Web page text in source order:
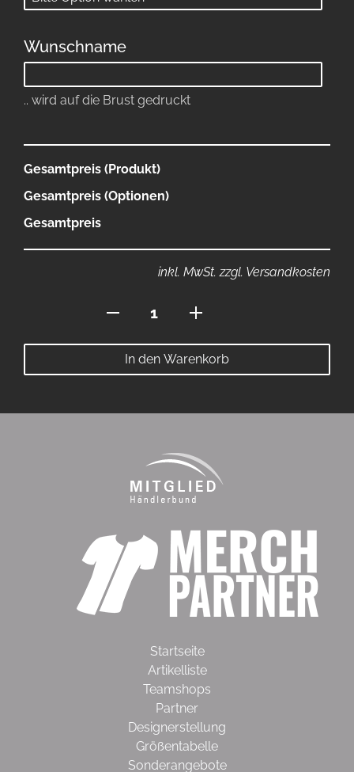
Wunschname
.. wird auf die Brust gedruckt
Gesamtpreis (Produkt)
Gesamtpreis (Optionen)
Gesamtpreis
inkl. MwSt. zzgl. Versandkosten
Reissverschluss
Menge
In den Warenkorb
Startseite
Artikelliste
Teamshops
Partner
Designerstellung
Größentabelle
Sonderangebote